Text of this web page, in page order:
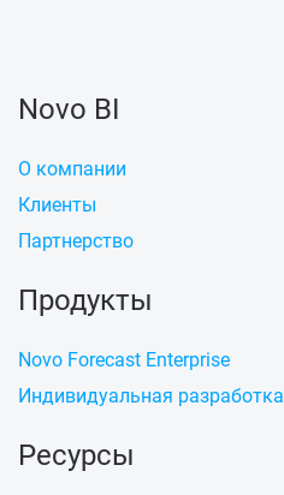
Novo BI
О компании
Клиенты
Партнерство
Продукты
Novo Forecast Enterprise
Индивидуальная разработка
Ресурсы